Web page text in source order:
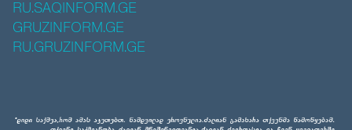
RU.SAQINFORM.GE
GRUZINFORM.GE
RU.GRUZINFORM.GE